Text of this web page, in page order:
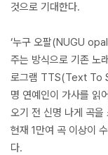
것으로 기대한다.
‘누구 오팔(NUGU
주는 방식으로 기존 노
로그램 TTS(Text To
명 연예인이 가사를 읽
오기 전 신명 나게 곡을
현재 1만여 곡 이상이
다.